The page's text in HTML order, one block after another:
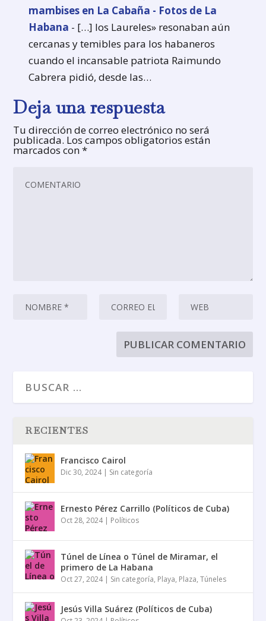
mambises en La Cabaña - Fotos de La
Habana - […] los Laureles» resonaban aún
cercanas y temibles para los habaneros
cuando el incansable patriota Raimundo
Cabrera pidió, desde las…
Deja una respuesta
Tu dirección de correo electrónico no será
publicada. Los campos obligatorios están
marcados con*
RECIENTES
Francisco Cairol
Dic 30, 2024| Sin categoría
Ernesto Pérez Carrillo (Políticos de Cuba)
Oct 28, 2024| Políticos
Túnel de Línea o Túnel de Miramar, el
primero de La Habana
Oct 27, 2024| Sin categoría, Playa, Plaza,Túneles
Jesús Villa Suárez (Políticos de Cuba)